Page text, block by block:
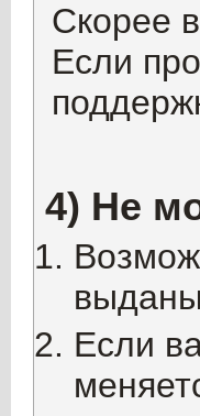
Скорее
Если
4) Не
Если